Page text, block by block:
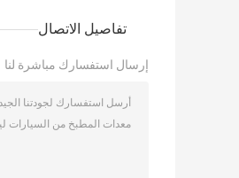
تفاصيل الاتصال
إرسال استفسارك مباشرة لنا